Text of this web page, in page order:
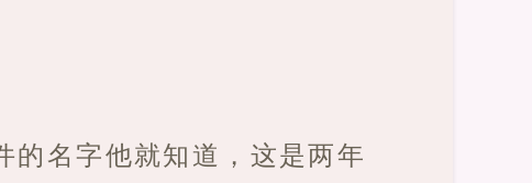
的名字他就知道，这是两年